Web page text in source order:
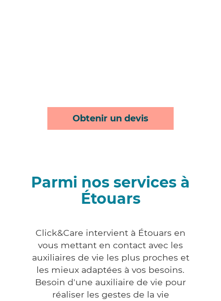
Obtenir un devis
Parmi nos services à
Étouars
Click&Care intervient à Étouars en
vous mettant en contact avec les
auxiliaires de vie les plus proches et
les mieux adaptées à vos besoins.
Besoin d'une auxiliaire de vie pour
réaliser les gestes de la vie